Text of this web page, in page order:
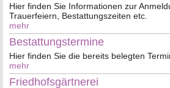
Hier finden Sie Informationen zur
Trauerfeiern, Bestattungszeiten etc.
mehr
Bestattungstermine
Hier finden Sie die bereits belegten
mehr
Friedhofsgärtnerei